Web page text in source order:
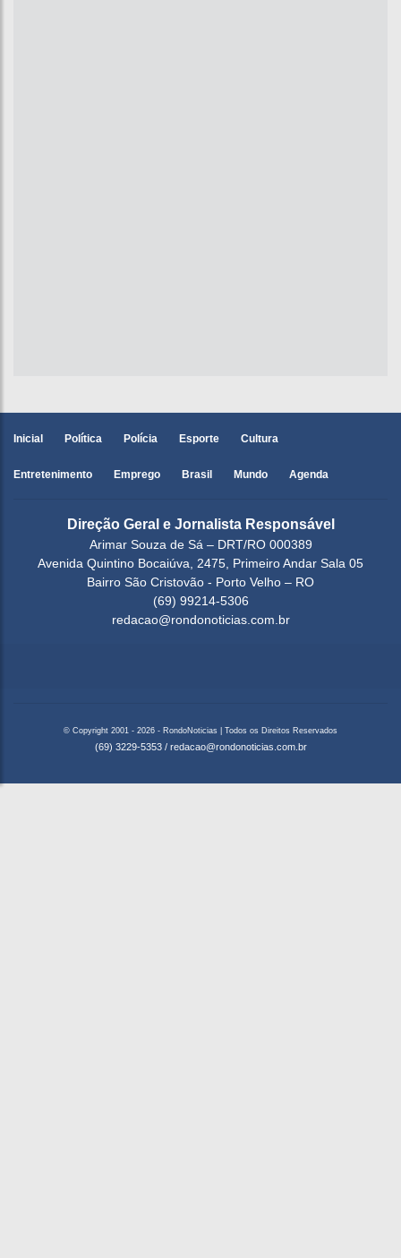
Inicial Política Polícia Esporte Cultura
Entretenimento Emprego Brasil Mundo Agenda
Direção Geral e Jornalista Responsável
Arimar Souza de Sá – DRT/RO 000389
Avenida Quintino Bocaiúva, 2475, Primeiro Andar Sala 05
Bairro São Cristovão - Porto Velho – RO
(69) 99214-5306
redacao@rondonoticias.com.br
© Copyright 2001 - 2026 - RondoNoticias | Todos os Direitos Reservados
(69) 3229-5353 / redacao@rondonoticias.com.br